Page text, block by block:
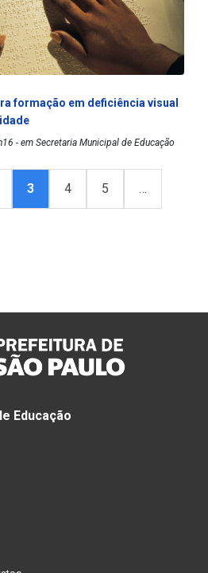
formação em deficiência visual
- em Secretaria Municipal de Educação
3 4 5 …
Educação